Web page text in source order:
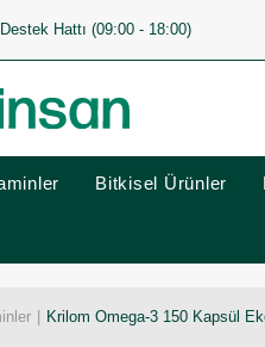
Destek Hattı (09:00 - 18:00)
Bitkisel Ürünler
Krilom Omega-3 150 Kapsül